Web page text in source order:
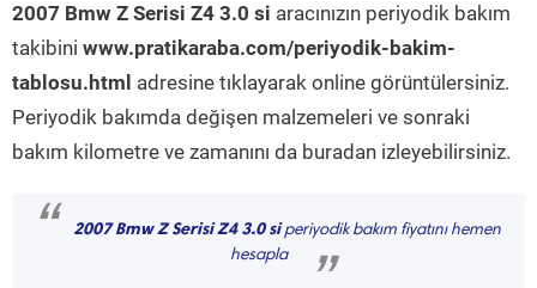
2007 Bmw Z Serisi Z4 3.0 si aracınızın periyodik bakım
takibini www.pratikaraba.com/periyodik-bakim-
tablosu.html adresine tıklayarak online görüntülersiniz.
Periyodik bakımda değişen malzemeleri ve sonraki
bakım kilometre ve zamanını da buradan izleyebilirsiniz.
“ 2007 Bmw Z Serisi Z4 3.0 siperiyodik bakım fiyatını hemen
hesapla